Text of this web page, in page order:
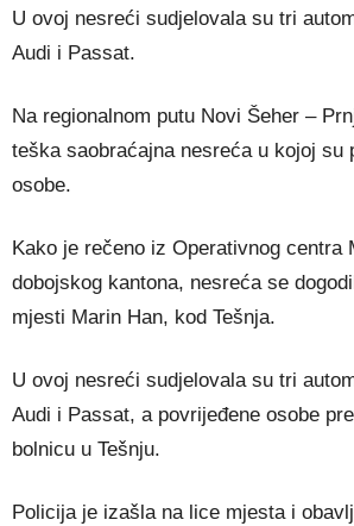
U ovoj nesreći sudjelovala su tri
Audi i Passat.
Na regionalnom putu Novi Šeher –
teška saobraćajna nesreća u kojoj su
osobe.
Kako je rečeno iz Operativnog centra
dobojskog kantona, nesreća se
mjesti Marin Han, kod Tešnja.
U ovoj nesreći sudjelovala su tri
Audi i Passat, a povrijeđene osobe
bolnicu u Tešnju.
Policija je izašla na lice mjesta i